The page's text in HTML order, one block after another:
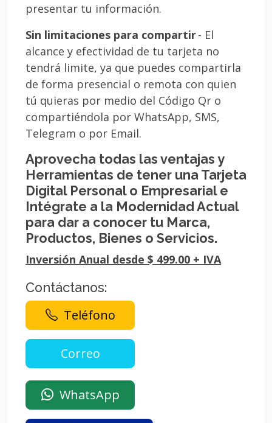
presentar tu información.
Sin limitaciones para compartir- El
alcance y efectividad de tu tarjeta no
tendrá limite, ya que puedes compartirla
de forma presencial o remota con quien
tú quieras por medio del Código Qr o
compartiéndola por WhatsApp, SMS,
Telegram o por Email.
Aprovecha todas las ventajas y
Herramientas de tener una Tarjeta
Digital Personal o Empresarial e
Intégrate a la Modernidad Actual
para dar a conocer tu Marca,
Productos, Bienes o Servicios.
Inversión Anual desde $ 499.00 + IVA
Contáctanos:
Teléfono
WhatsApp